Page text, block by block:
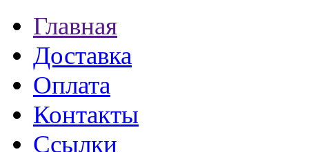
Главная
Доставка
Оплата
Контакты
Ссылки